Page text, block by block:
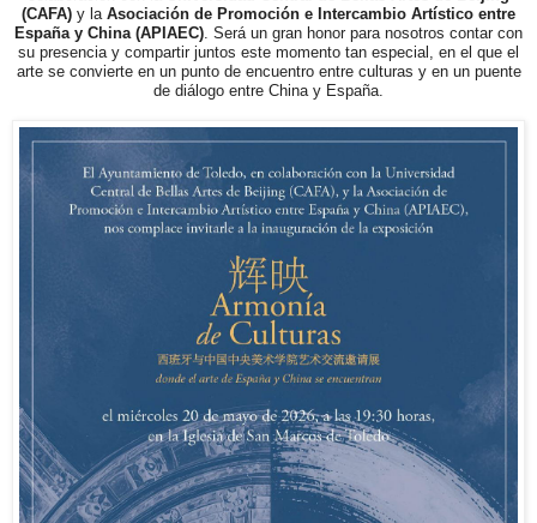
(CAFA) y la Asociación de Promoción e Intercambio Artístico entre
España y China (APIAEC) . Será un gran honor para nosotros contar con
su presencia y compartir juntos este momento tan especial, en el que el
arte se convierte en un punto de encuentro entre culturas y en un puente
de diálogo entre China y España.